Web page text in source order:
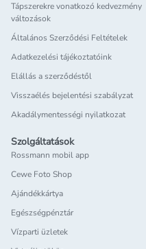
Tápszerekre vonatkozó kedvezmény
változások
Általános Szerződési Feltételek
Adatkezelési tájékoztatóink
Elállás a szerződéstől
Visszaélés bejelentési szabályzat
Akadálymentességi nyilatkozat
Szolgáltatások
Rossmann mobil app
Cewe Foto Shop
Ajándékkártya
Egészségpénztár
Vízparti üzletek